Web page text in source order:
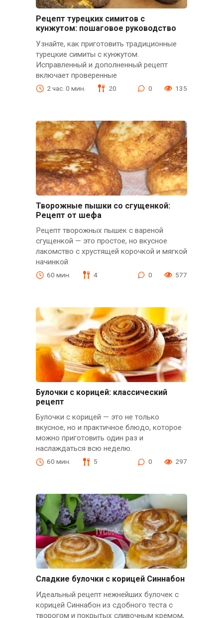
Рецепт турецких симитов с
кунжутом: пошаговое руководство
Узнайте, как приготовить традиционные
турецкие симиты с кунжутом.
Исправленный и дополненный рецепт
включает проверенные
2 час. 0 мин. 20 0 135
Творожные пышки со сгущенкой:
Рецепт от шефа
Рецепт творожных пышек с вареной
сгущенкой — это простое, но вкусное
лакомство с хрустящей корочкой и мягкой
начинкой
60 мин. 4 0 577
Булочки с корицей: классический
рецепт
Булочки с корицей — это не только
вкусное, но и практичное блюдо, которое
можно приготовить один раз и
наслаждаться всю неделю.
60 мин. 5 0 297
Сладкие булочки с корицей Синнабон
Идеальный рецепт нежнейших булочек с
корицей Синнабон из сдобного теста с
творогом и покрытых сливочным кремом,